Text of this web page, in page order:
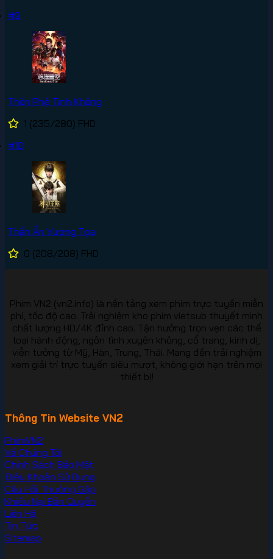
#9
Thôn Phệ Tinh Không
1 (235/280) FHD
#10
Thần Ấn Vương Tọa
0 (208/208) FHD
Phim VN2 (vn2.info) là nền tảng xem phim trực tuyến miễn
phí, tốc độ cao. Trải nghiệm kho phim vietsub thuyết minh
chất lượng HD/4K đỉnh cao. Tận hưởng trọn vẹn các thể
loại hành động, ngôn tình xuyên không, cổ trang, kinh dị,
viễn tưởng từ Mỹ, Hàn, Trung, Thái. Mang đến trải nghiệm
xem giải trí trực tuyến siêu mượt, không giới hạn trên mọi
thiết bị!
Thông Tin Website VN2
PhimVN2
Về Chúng Tôi
Chính Sách Bảo Mật
Điều Khoản Sử Dụng
Câu Hỏi Thường Gặp
Khiếu Nại Bản Quyền
Liên Hệ
Tin Tức
Sitemap